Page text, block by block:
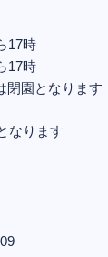
17時
17時
閉園となります
なります